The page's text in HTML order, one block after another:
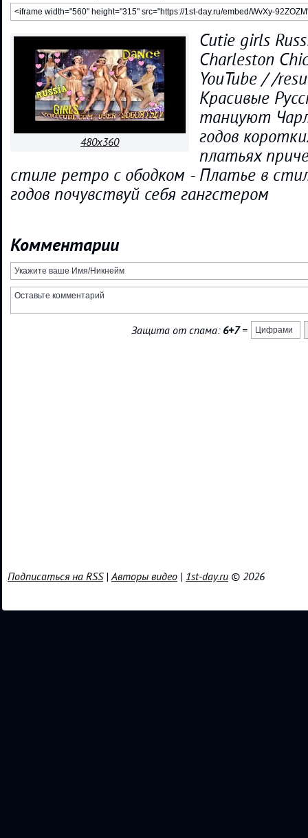
480x360
Cutie girls
Charleston
YouTube / /
Красивые
танцуют
годов
платьях
стиле ретро с ободком - Платье в
годов почувствуй себя гангстером
Комментарии
Защита от спама: 6+7=
Подписаться на RSS|Авторы видео | 1st-day.ru © 2026